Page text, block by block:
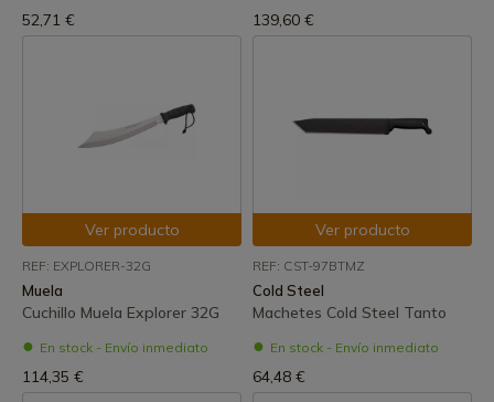
52,71 € 139,60 €
Ver producto
REF: EXPLORER-32G
Muela
Cuchillo Muela Explorer 32G
En stock - Envío inmediato
114,35 €
Ver producto
REF: CST-97BTMZ
Cold Steel
Machetes Cold Steel Tanto
En stock - Envío inmediato
64,48 €